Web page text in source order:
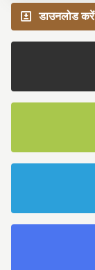
डाउनलोड करें